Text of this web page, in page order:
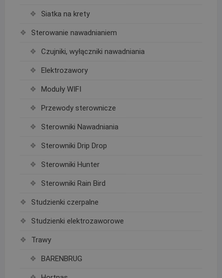
Siatka na krety
Sterowanie nawadnianiem
Czujniki, wyłączniki nawadniania
Elektrozawory
Moduły WIFI
Przewody sterownicze
Sterowniki Nawadniania
Sterowniki Drip Drop
Sterowniki Hunter
Sterowniki Rain Bird
Studzienki czerpalne
Studzienki elektrozaworowe
Trawy
BARENBRUG